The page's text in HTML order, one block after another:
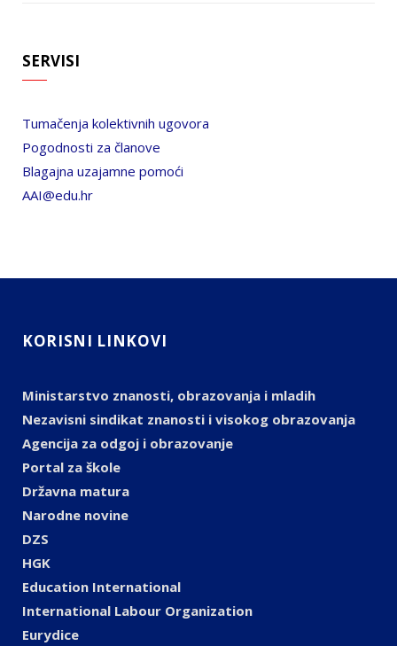
SERVISI
Tumačenja kolektivnih ugovora
Pogodnosti za članove
Blagajna uzajamne pomoći
AAI@edu.hr
KORISNI LINKOVI
Ministarstvo znanosti, obrazovanja i mladih
Nezavisni sindikat znanosti i visokog obrazovanja
Agencija za odgoj i obrazovanje
Portal za škole
Državna matura
Narodne novine
DZS
HGK
Education International
International Labour Organization
Eurydice